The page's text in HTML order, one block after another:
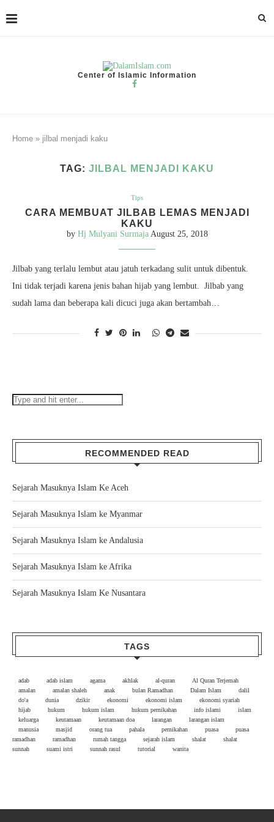
Center of Islamic Information
Home » jilbal menjadi kaku
TAG: JILBAL MENJADI KAKU
Tips
CARA MEMBUAT JILBAB LEMAS MENJADI
KAKU
by Hj Mulyani Surmaja August 25, 2018
Jilbab yang terlalu lembut atau jatuh terkadang sulit untuk dibentuk.
Ini tidak terjadi karena jenis bahan hijab yang lembut. Jilbab yang
sudah lama dan beberapa kali dicuci juga akan bertambah…
RECOMMENDED READ
Sejarah Masuknya Islam Ke Aceh
Sejarah Masuknya Islam ke Myanmar
Sejarah Masuknya Islam ke Andalusia
Sejarah Masuknya Islam ke Afrika
Sejarah Masuknya Islam Ke Nusantara
TAGS
adab adab islam agama akhlak al-quran
Al Quran Terjemah
amalan
amalan shaleh anak bulan Ramadhan Dalam Islam
dalil
do'a
dunia dzikir ekonomi ekonomi islam
ekonomi syariah
hijab
hukum hukum islam hukum pernikahan info islami
islam
keluarga
keutamaan keutamaan doa larangan
larangan islam
manusia
masjid orang tua pahala pernikahan puasa
puasa
ramadhan
ramadhan rumah tangga sejarah islam shalat
shalat
sunnah
suami istri sunnah rasul tutorial wanita